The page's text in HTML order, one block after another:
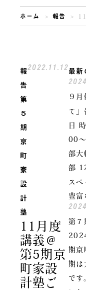
ホーム 報告
報
告
第
５
期
京
町
家
設
計
塾
2022.11.12
11月度
講義＠
第5期京
町家設
計塾ご
最新
９月
て」
日
00
部大
部
ス
豊富
第７
期京
期は
です